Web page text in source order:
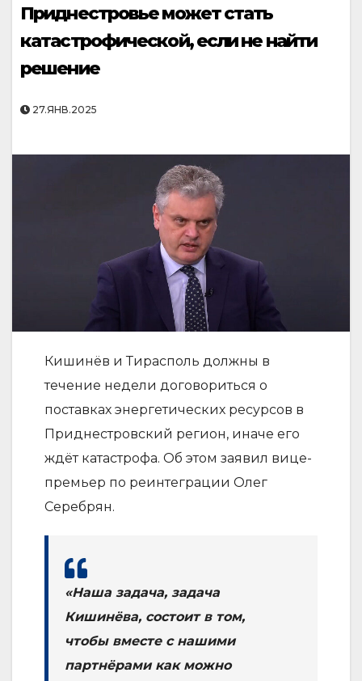
Приднестровье может стать
катастрофической, если не найти
решение
27.ЯНВ.2025
Кишинёв и Тирасполь должны в
течение недели договориться о
поставках энергетических ресурсов в
Приднестровский регион, иначе его
ждёт катастрофа. Об этом заявил вице-
премьер по реинтеграции Олег
Серебрян.
«Наша задача, задача
Кишинёва, состоит в том,
чтобы вместе с нашими
партнёрами как можно